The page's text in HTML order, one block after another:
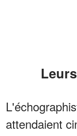
attendaient